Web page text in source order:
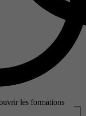
les formations